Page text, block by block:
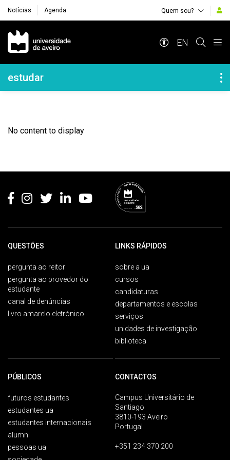
Notícias Agenda Quem sou?
Navegação Principal
EN
Navegação Lateral
estudar
No content to display
QUESTÕES
pergunta ao reitor
pergunta ao provedor do
estudante
canal de denúncias
livro amarelo eletrónico
LINKS RÁPIDOS
sobre a ua
cursos
candidaturas
departamentos e escolas
serviços
unidades de investigação
biblioteca
PÚBLICOS
futuros estudantes
estudantes ua
estudantes internacionais
alumni
pessoas ua
CONTACTOS
Campus Universitário de
Santiago
3810-193 Aveiro
Portugal
+351 234 370 200